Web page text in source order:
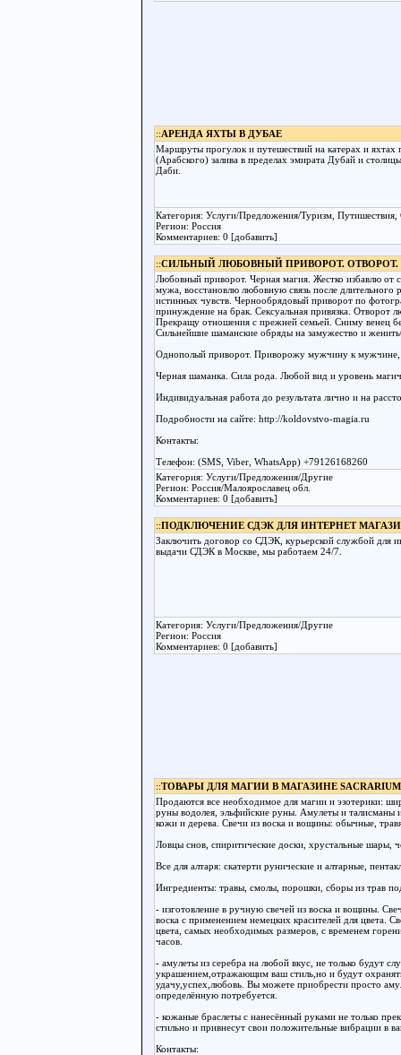
::АРЕНДА ЯХТЫ В ДУБАЕ
Маршруты прогулок и путешествий на катерах и яхтах
(Арабского) залива в пределах эмирата Дубай и
Даби.
Категория: Услуги/Предложения/Туризм,
Регион: Россия
Комментариев: 0 [добавить]
::СИЛЬНЫЙ ЛЮБОВНЫЙ ПРИВОРОТ. ОТВОРОТ.
Любовный приворот. Черная магия. Жестко избавлю от
мужа, восстановлю любовную связь после
истинных чувств. Чернообрядовый приворот по
принуждение на брак. Сексуальная привязка. Отворот
Прекращу отношения с прежней семьей. Сниму венец
Сильнейшие шаманские обряды на замужество и
Однополый приворот. Приворожу мужчину к
Черная шаманка. Сила рода. Любой вид и уровень
Индивидуальная работа до результата лично и на
Подробности на сайте: http://koldovstvo-magia.ru
Контакты:
Телефон: (SMS, Viber, WhatsApp) +79126168260
Категория: Услуги/Предложения/Другие
Регион: Россия/Малоярославец обл.
Комментариев: 0 [добавить]
::ПОДКЛЮЧЕНИЕ СДЭК ДЛЯ ИНТЕРНЕТ
Заключить договор со СДЭК, курьерской службой для
выдачи СДЭК в Москве, мы работаем 24/7.
Категория: Услуги/Предложения/Другие
Регион: Россия
Комментариев: 0 [добавить]
::ТОВАРЫ ДЛЯ МАГИИ В МАГАЗИНЕ SACRARIUM
Продаются все необходимое для магии и эзотерики:
руны водолея, эльфийские руны. Амулеты и талисманы
кожи и дерева. Свечи из воска и вощины: обычные,
Ловцы снов, спиритические доски, хрустальные шары,
Все для алтаря: скатерти рунические и алтарные,
Ингредиенты: травы, смолы, порошки, сборы из трав
- изготовление в ручную свечей из воска и вощины.
воска с применением немецких красителей для цвета.
цвета, самых необходимых размеров, с временем
часов.
- амулеты из серебра на любой вкус, не только будут
украшением,отражающим ваш стиль,но и будут
удачу,успех,любовь. Вы можете приобрести просто
определённую потребуется.
- кожаные браслеты с нанесённый руками не только
стильно и привнесут свои положительные вибрации в
Контакты: